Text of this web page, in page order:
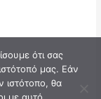
ότι σας
μας. Εάν
ιστότοπο, θα